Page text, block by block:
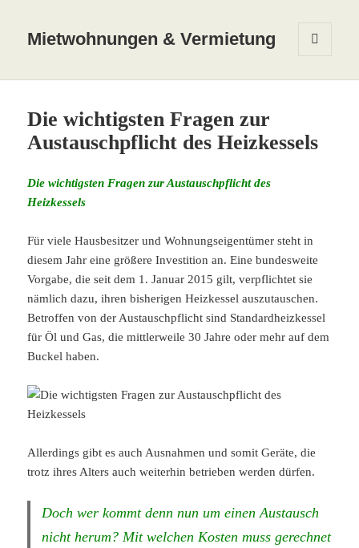
Mietwohnungen & Vermietung
WIDGETS
Die wichtigsten Fragen zur
Austauschpflicht des Heizkessels
Die wichtigsten Fragen zur Austauschpflicht des
Heizkessels
Für viele Hausbesitzer und Wohnungseigentümer steht in
diesem Jahr eine größere Investition an. Eine bundesweite
Vorgabe, die seit dem 1. Januar 2015 gilt, verpflichtet sie
nämlich dazu, ihren bisherigen Heizkessel auszutauschen.
Betroffen von der Austauschpflicht sind Standardheizkessel
für Öl und Gas, die mittlerweile 30 Jahre oder mehr auf dem
Buckel haben.
Allerdings gibt es auch Ausnahmen und somit Geräte, die
trotz ihres Alters auch weiterhin betrieben werden dürfen.
Doch wer kommt denn nun um einen Austausch
nicht herum? Mit welchen Kosten muss gerechnet